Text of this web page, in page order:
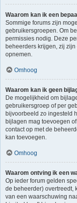
Waarom kan ik een
Sommige forums zijn
gebruikersgroepen. Om
permissies nodig. Deze
beheerders krijgen, zij
opnemen.
Omhoog
Waarom kan ik geen
De mogelijkheid om
gebruikersgroep of per
bijvoorbeeld zo ingesteld
bijlagen mag toevoegen
contact op met de
kan toevoegen.
Omhoog
Waarom ontving ik een
Op ieder forum gelden
de beheerder) overtreedt,
van een waarschuwing